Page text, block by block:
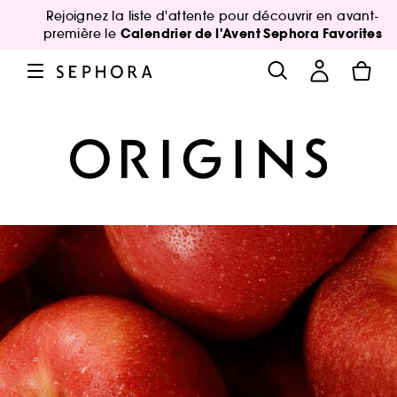
Rejoignez la liste d'attente pour découvrir en avant-
première le Calendrier de l'Avent Sephora Favorites